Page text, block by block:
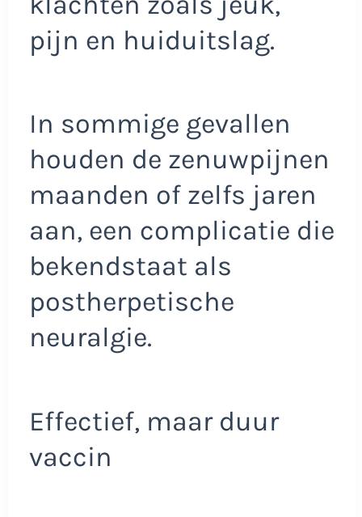
pijn en huiduitslag.
In sommige gevallen
houden de zenuwpijnen
maanden of zelfs jaren
aan, een complicatie die
bekendstaat als
postherpetische
neuralgie.
Effectief, maar duur
vaccin